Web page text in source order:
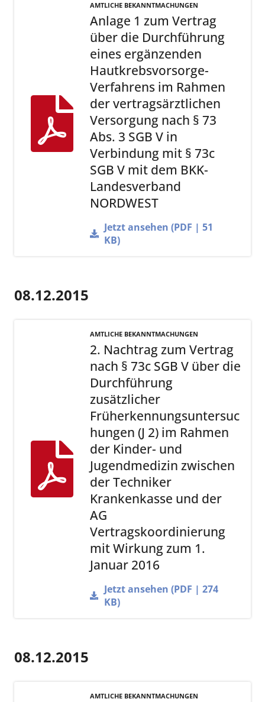
AMTLICHE BEKANNTMACHUNGEN
Anlage 1 zum Vertrag
über die Durchführung
eines ergänzenden
Hautkrebsvorsorge-
Verfahrens im Rahmen
der vertragsärztlichen
Versorgung nach § 73
Abs. 3 SGB V in
Verbindung mit § 73c
SGB V mit dem BKK-
Landesverband
NORDWEST
Jetzt ansehen (PDF | 51
KB)
08.12.2015
AMTLICHE BEKANNTMACHUNGEN
2. Nachtrag zum Vertrag
nach § 73c SGB V über die
Durchführung
zusätzlicher
Früherkennungsuntersuc
hungen (J 2) im Rahmen
der Kinder- und
Jugendmedizin zwischen
der Techniker
Krankenkasse und der
AG
Vertragskoordinierung
mit Wirkung zum 1.
Januar 2016
Jetzt ansehen (PDF | 274
KB)
08.12.2015
AMTLICHE BEKANNTMACHUNGEN